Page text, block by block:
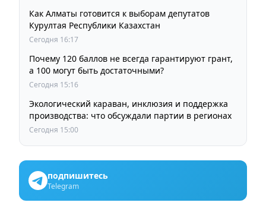
Как Алматы готовится к выборам депутатов
Курултая Республики Казахстан
Сегодня 16:17
Почему 120 баллов не всегда гарантируют грант,
а 100 могут быть достаточными?
Сегодня 15:16
Экологический караван, инклюзия и поддержка
производства: что обсуждали партии в регионах
Сегодня 15:00
подпишитесь
Telegram